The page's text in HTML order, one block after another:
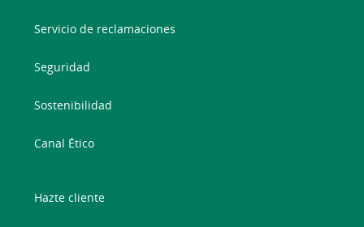
Servicio de reclamaciones
Seguridad
Sostenibilidad
Canal Ético
Hazte cliente